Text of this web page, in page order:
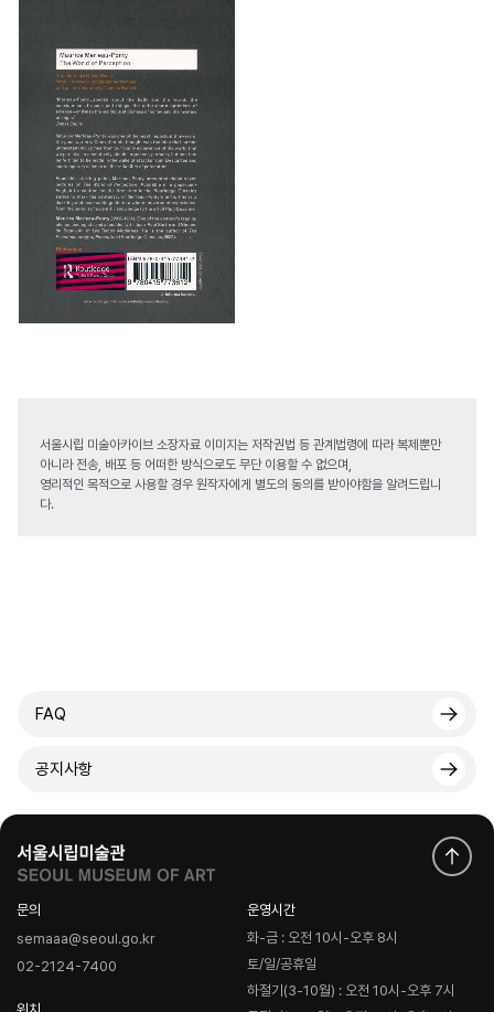
서울시립 미술아카이브 소장자료 이미지는 저작권법 등 관계법령에 따라 복제뿐만
아니라 전송, 배포 등 어떠한 방식으로도 무단 이용할 수 없으며,
영리적인 목적으로 사용할 경우 원작자에게 별도의 동의를 받아야함을 알려드립니
다.
FAQ
공지사항
문의
semaaa@seoul.go.kr
02-2124-7400
운영시간
화-금 : 오전 10시-오후 8시
토/일/공휴일
하절기(3-10월) : 오전 10시-오후 7시